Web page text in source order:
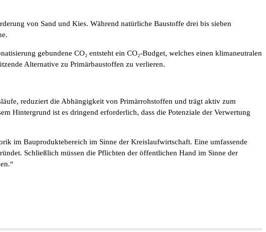
von Sand und Kies. Während natürliche Baustoffe drei bis sieben
gebundene CO₂ entsteht ein CO₂-Budget, welches einen klimaneutralen
Alternative zu Primärbaustoffen zu verlieren.
reduziert die Abhängigkeit von Primärrohstoffen und trägt aktiv zum
Hintergrund ist es dringend erforderlich, dass die Potenziale der Verwertung
im Bauproduktebereich im Sinne der Kreislaufwirtschaft. Eine umfassende
Schließlich müssen die Pflichten der öffentlichen Hand im Sinne der